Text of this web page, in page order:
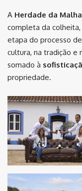
A Herdade da
completa da
etapa do processo
cultura, na tradição e
somado à
propriedade.